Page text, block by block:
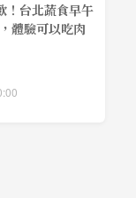
！台北蔬食早午
體驗可以吃肉